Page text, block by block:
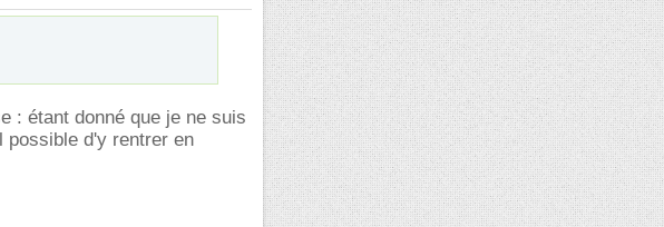
: étant donné que je ne suis
possible d'y rentrer en